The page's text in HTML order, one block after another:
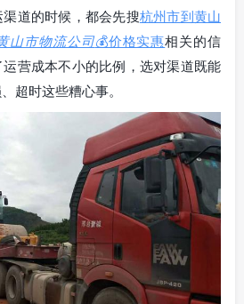
道的时候，都会先搜杭州市到黄山
山市物流公司💰价格实惠相关的信
营成本不小的比例，选对渠道既能
超时这些糟心事。